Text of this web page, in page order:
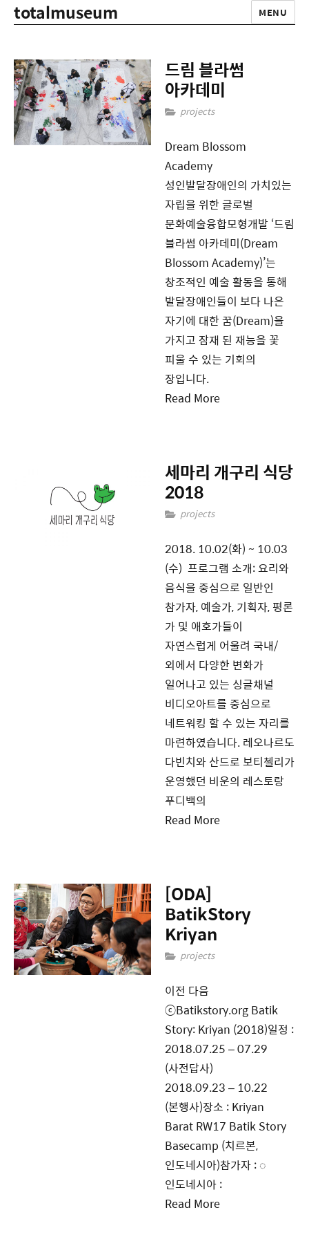
totalmuseum MENU
드림 블라썸
아카데미
projects
Dream Blossom
Academy
성인발달장애인의 가치있는
자립을 위한 글로벌
문화예술융합모형개발 ‘드림
블라썸 아카데미(Dream
Blossom Academy)’는
창조적인 예술 활동을 통해
발달장애인들이 보다 나은
자기에 대한 꿈(Dream)을
가지고 잠재 된 재능을 꽃
피울 수 있는 기회의
장입니다.
Read More
세마리 개구리 식당
2018
projects
2018. 10.02(화) ~ 10.03
(수) 프로그램 소개: 요리와
음식을 중심으로 일반인
참가자, 예술가, 기획자, 평론
가 및 애호가들이
자연스럽게 어울려 국내/
외에서 다양한 변화가
일어나고 있는 싱글채널
비디오아트를 중심으로
네트워킹 할 수 있는 자리를
마련하였습니다. 레오나르도
다빈치와 산드로 보티첼리가
운영했던 비운의 레스토랑
푸디백의
Read More
[ODA]
BatikStory
Kriyan
projects
이전 다음
ⓒBatikstory.org Batik
Story: Kriyan (2018)일정 :
2018.07.25 – 07.29
(사전답사)
2018.09.23 – 10.22
(본행사)장소 : Kriyan
Barat RW17 Batik Story
Basecamp (치르본,
인도네시아)참가자 : ◌
인도네시아 :
Read More